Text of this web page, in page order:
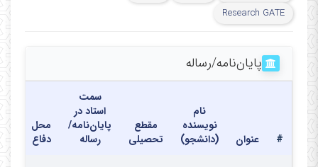
Research GATE
پایان‌نامه‌/رساله
# عنوان
نام
نویسنده
(دانشجو)
مقطع
تحصیلی
سمت
استاد در
پایان‌نامه/
رساله
محل
دفاع